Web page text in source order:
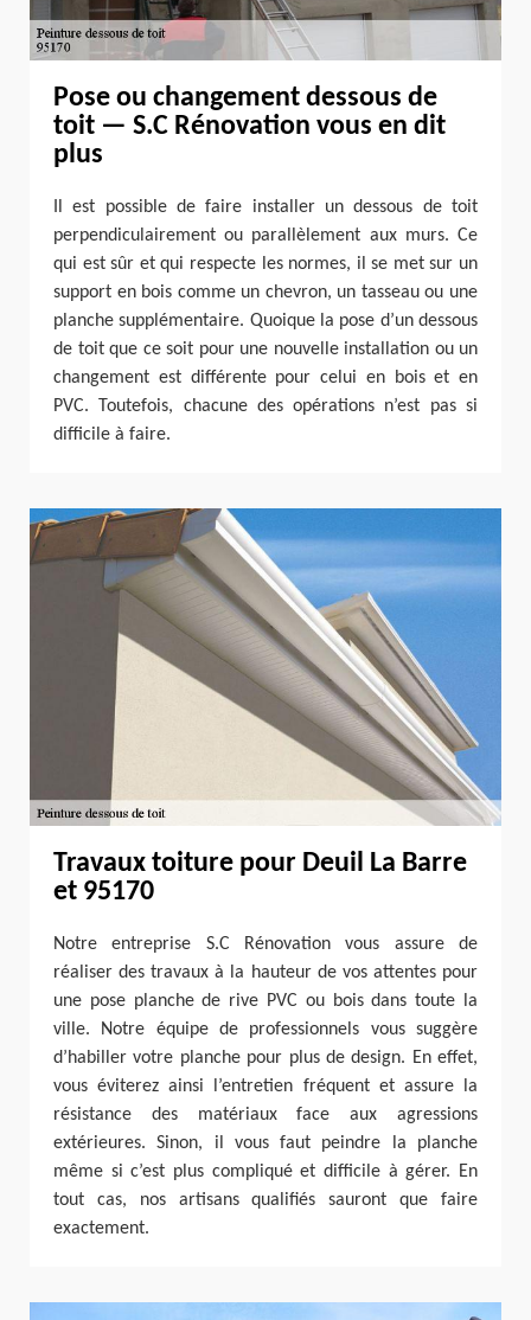
Pose ou changement dessous de
toit — S.C Rénovation vous en dit
plus
Il est possible de faire installer un dessous de toit
perpendiculairement ou parallèlement aux murs. Ce
qui est sûr et qui respecte les normes, il se met sur un
support en bois comme un chevron, un tasseau ou une
planche supplémentaire. Quoique la pose d’un dessous
de toit que ce soit pour une nouvelle installation ou un
changement est différente pour celui en bois et en
PVC. Toutefois, chacune des opérations n’est pas si
difficile à faire.
Travaux toiture pour Deuil La Barre
et 95170
Notre entreprise S.C Rénovation vous assure de
réaliser des travaux à la hauteur de vos attentes pour
une pose planche de rive PVC ou bois dans toute la
ville. Notre équipe de professionnels vous suggère
d’habiller votre planche pour plus de design. En effet,
vous éviterez ainsi l’entretien fréquent et assure la
résistance des matériaux face aux agressions
extérieures. Sinon, il vous faut peindre la planche
même si c’est plus compliqué et difficile à gérer. En
tout cas, nos artisans qualifiés sauront que faire
exactement.